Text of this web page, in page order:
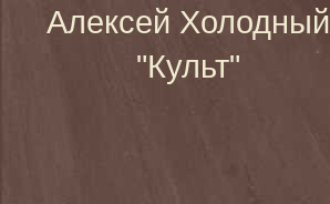
Алексей Холодный
"Культ"